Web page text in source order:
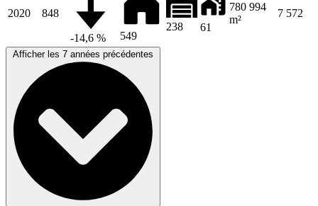
2020 848
-14,6 % 549
238 61
780 994
m²
7 572
Afficher les 7 années précédentes